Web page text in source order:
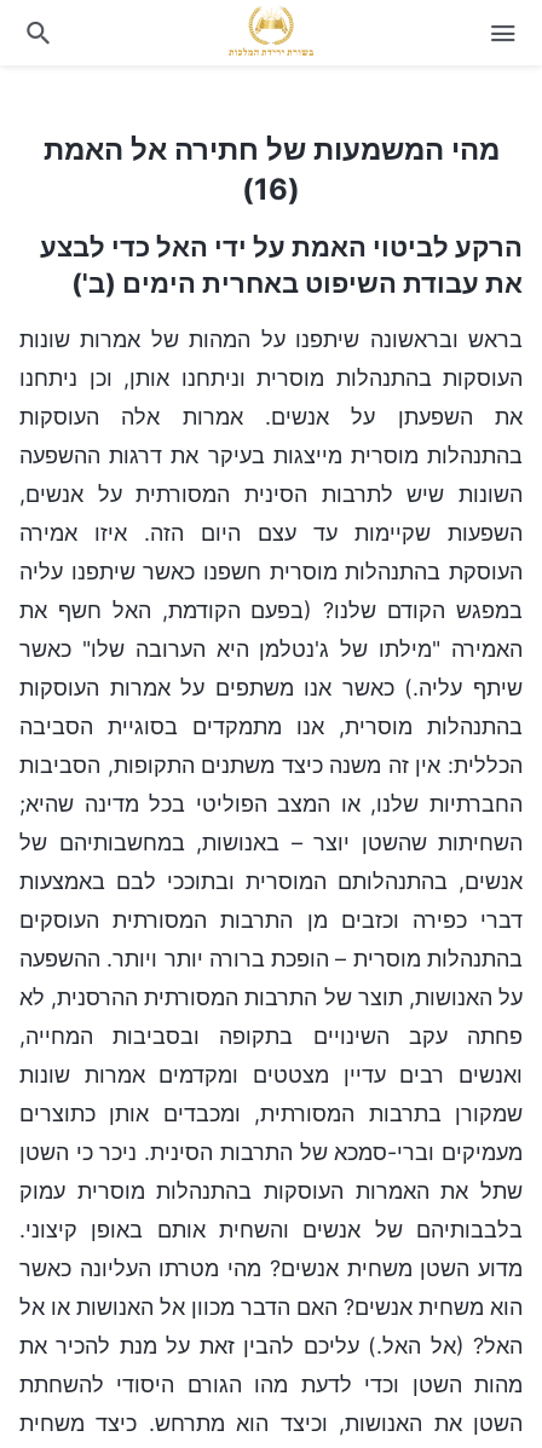
מהי המשמעות של חתירה אל האמת (16)
מהי המשמעות של חתירה אל האמת
(16)
הרקע לביטוי האמת על ידי האל כדי לבצע
את עבודת השיפוט באחרית הימים (ב')
בראש ובראשונה שיתפנו על המהות של אמרות שונות
העוסקות בהתנהלות מוסרית וניתחנו אותן, וכן ניתחנו
את השפעתן על אנשים. אמרות אלה העוסקות
בהתנהלות מוסרית מייצגות בעיקר את דרגות ההשפעה
השונות שיש לתרבות הסינית המסורתית על אנשים,
השפעות שקיימות עד עצם היום הזה. איזו אמירה
העוסקת בהתנהלות מוסרית חשפנו כאשר שיתפנו עליה
במפגש הקודם שלנו? (בפעם הקודמת, האל חשף את
האמירה "מילתו של ג'נטלמן היא הערובה שלו" כאשר
שיתף עליה.) כאשר אנו משתפים על אמרות העוסקות
בהתנהלות מוסרית, אנו מתמקדים בסוגיית הסביבה
הכללית: אין זה משנה כיצד משתנים התקופות, הסביבות
החברתיות שלנו, או המצב הפוליטי בכל מדינה שהיא;
השחיתות שהשטן יוצר – באנושות, במחשבותיהם של
אנשים, בהתנהלותם המוסרית ובתוככי לבם באמצעות
דברי כפירה וכזבים מן התרבות המסורתית העוסקים
בהתנהלות מוסרית – הופכת ברורה יותר ויותר. ההשפעה
על האנושות, תוצר של התרבות המסורתית ההרסנית, לא
פחתה עקב השינויים בתקופה ובסביבות המחייה,
ואנשים רבים עדיין מצטטים ומקדמים אמרות שונות
שמקורן בתרבות המסורתית, ומכבדים אותן כתוצרים
מעמיקים וברי-סמכא של התרבות הסינית. ניכר כי השטן
שתל את האמרות העוסקות בהתנהלות מוסרית עמוק
בלבבותיהם של אנשים והשחית אותם באופן קיצוני.
מדוע השטן משחית אנשים? מהי מטרתו העליונה כאשר
הוא משחית אנשים? האם הדבר מכוון אל האנושות או אל
האל? (אל האל.) עליכם להבין זאת על מנת להכיר את
מהות השטן וכדי לדעת מהו הגורם היסודי להשחתת
השטן את האנושות, וכיצד הוא מתרחש. כיצד משחית